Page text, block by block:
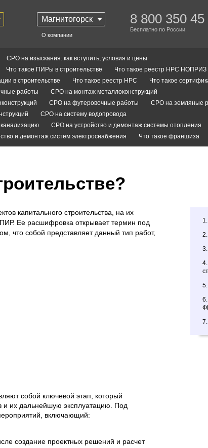
Магнитогорск
О компании
8 800 350 45
Бесплатно по России
СРО на изыскания: как вступить, условия и цены
Что такое ПИРы в строительстве
Что такое реестр НРС НОПРИЗ
в строительстве Что такое реестр НРС
Что такое
работы
СРО на монтаж металлоконструкций
СРО на футеровочные работы
СРО на земляные
СРО на систему водопровода
СРО на устройство и демонтаж системы отопления
и демонтаж систем электроснабжения Что такое франшиза
капитального строительства, на их
Ее расшифровка открывает термин под
что собой представляет данный тип работ,
собой ключевой этап, который
и их дальнейшую эксплуатацию. Под
включающий:
создание проектных решений и расчет